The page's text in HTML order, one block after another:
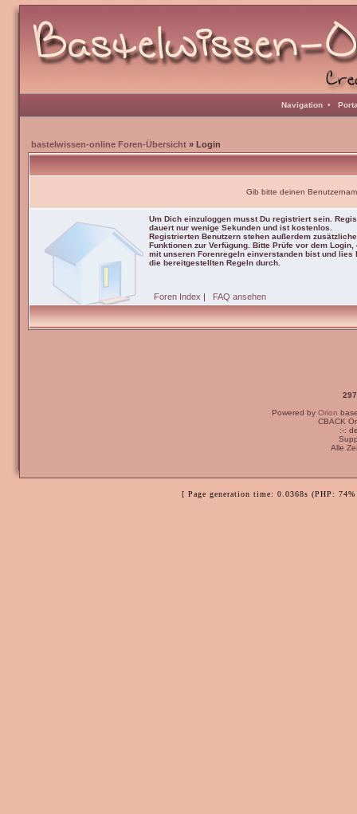
Navigation •
bastelwissen-online Foren-Übersicht » Login
Gib bitte deinen
Um Dich einzuloggen musst Du registriert sein.
dauert nur wenige Sekunden und ist kostenlos.
Registrierten Benutzern stehen außerdem zusätzliche
Funktionen zur Verfügung. Bitte Prüfe vor dem Login,
mit unseren Forenregeln einverstanden bist und lies
die bereitgestellten Regeln durch.
Foren Index | FAQ ansehen
Powered by Orion
CBACK
:-:
Alle
[ Page generation time: 0.0368s (PHP: